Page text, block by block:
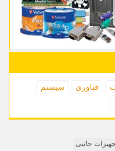
فناوری
سیستم
حانبی